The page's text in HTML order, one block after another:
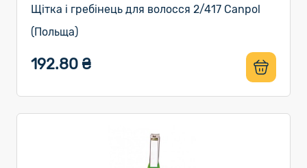
Щітка і гребінець для волосся 2/417 Canpol
(Польща)
192.80 ₴